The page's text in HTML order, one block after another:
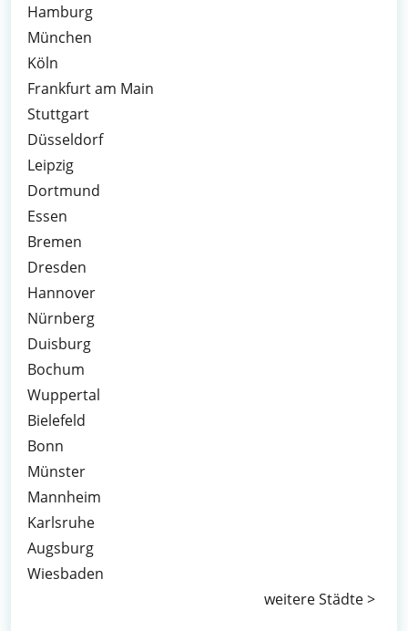
Hamburg
München
Köln
Frankfurt am Main
Stuttgart
Düsseldorf
Leipzig
Dortmund
Essen
Bremen
Dresden
Hannover
Nürnberg
Duisburg
Bochum
Wuppertal
Bielefeld
Bonn
Münster
Mannheim
Karlsruhe
Augsburg
Wiesbaden
weitere Städte >